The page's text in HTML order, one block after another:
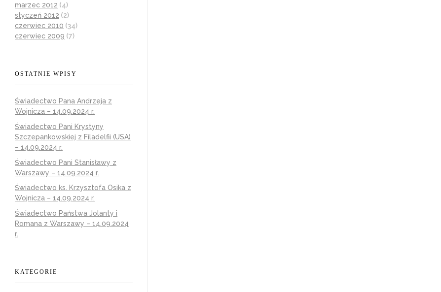
marzec 2012 (4)
styczeń 2012 (2)
czerwiec 2010 (34)
czerwiec 2009 (7)
OSTATNIE WPISY
Świadectwo Pana Andrzeja z
Wojnicza – 14.09.2024 r.
Świadectwo Pani Krystyny
Szczepankowskiej z Filadelfii (USA)
– 14.09.2024 r.
Świadectwo Pani Stanisławy z
Warszawy – 14.09.2024 r.
Świadectwo ks. Krzysztofa Osika z
Wojnicza – 14.09.2024 r.
Świadectwo Państwa Jolanty i
Romana z Warszawy – 14.09.2024
r.
KATEGORIE